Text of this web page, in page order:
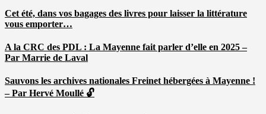
Cet été, dans vos bagages des livres pour laisser la littérature
vous emporter…
A la CRC des PDL : La Mayenne fait parler d’elle en 2025 –
Par Marrie de Laval
Sauvons les archives nationales Freinet hébergées à Mayenne !
– Par Hervé Moullé 🔓